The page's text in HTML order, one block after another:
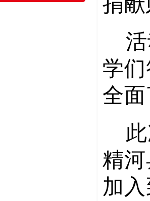
学
全
精
加